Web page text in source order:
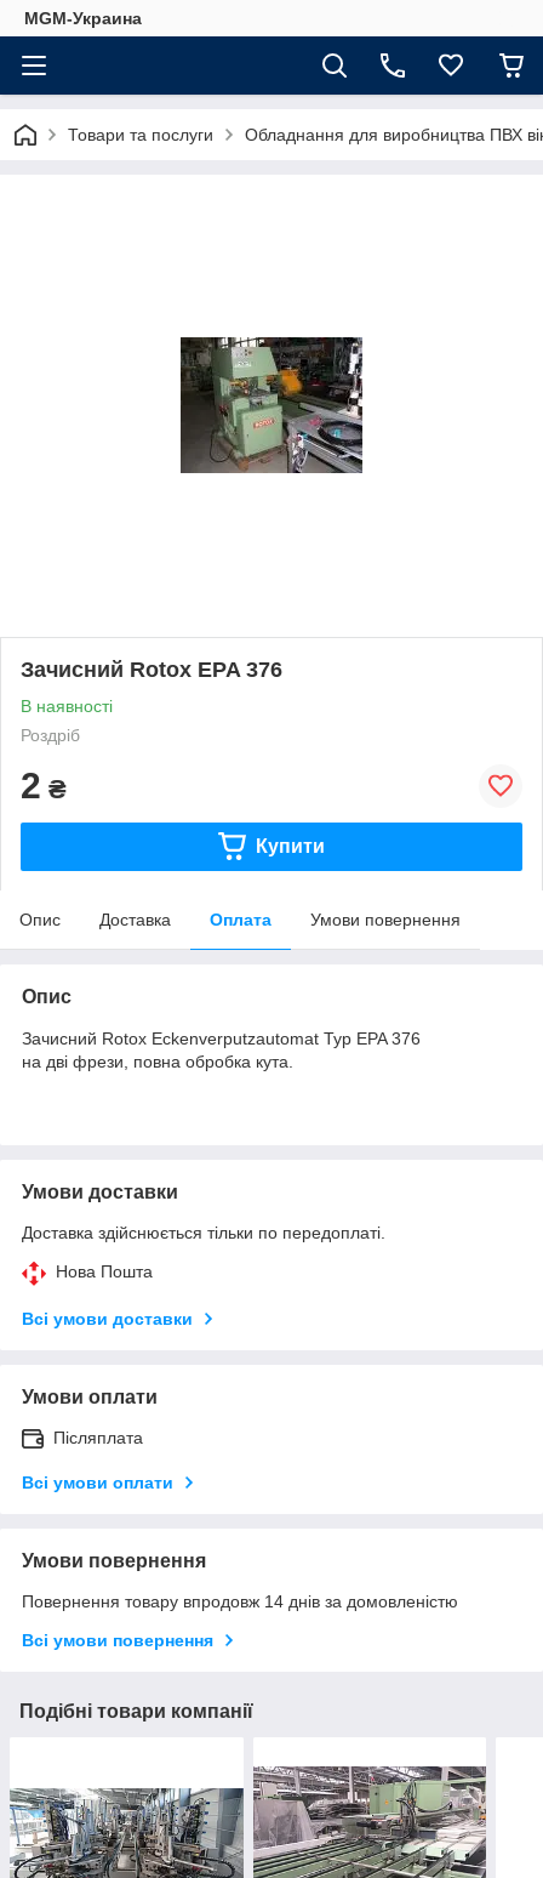
MGM-Украина
Товари та послуги Обладнання для виробництва ПВХ
Зачисний Rotox EPA 376
В наявності
Роздріб
2 ₴
Купити
Опис Доставка Оплата Умови повернення
Опис
Зачисний Rotox Eckenverputzautomat Typ EPA 376
на дві фрези, повна обробка кута.
Умови доставки
Доставка здійснюється тільки по передоплаті.
Нова Пошта
Всі умови доставки
Умови оплати
Післяплата
Всі умови оплати
Умови повернення
Повернення товару впродовж 14 днів за домовленістю
Всі умови повернення
Подібні товари компанії